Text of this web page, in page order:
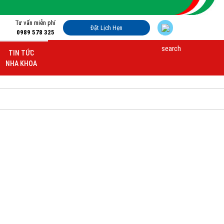
Tư vấn miễn phí
0989 578 325
Đặt Lịch Hẹn
TIN TỨC
NHA KHOA